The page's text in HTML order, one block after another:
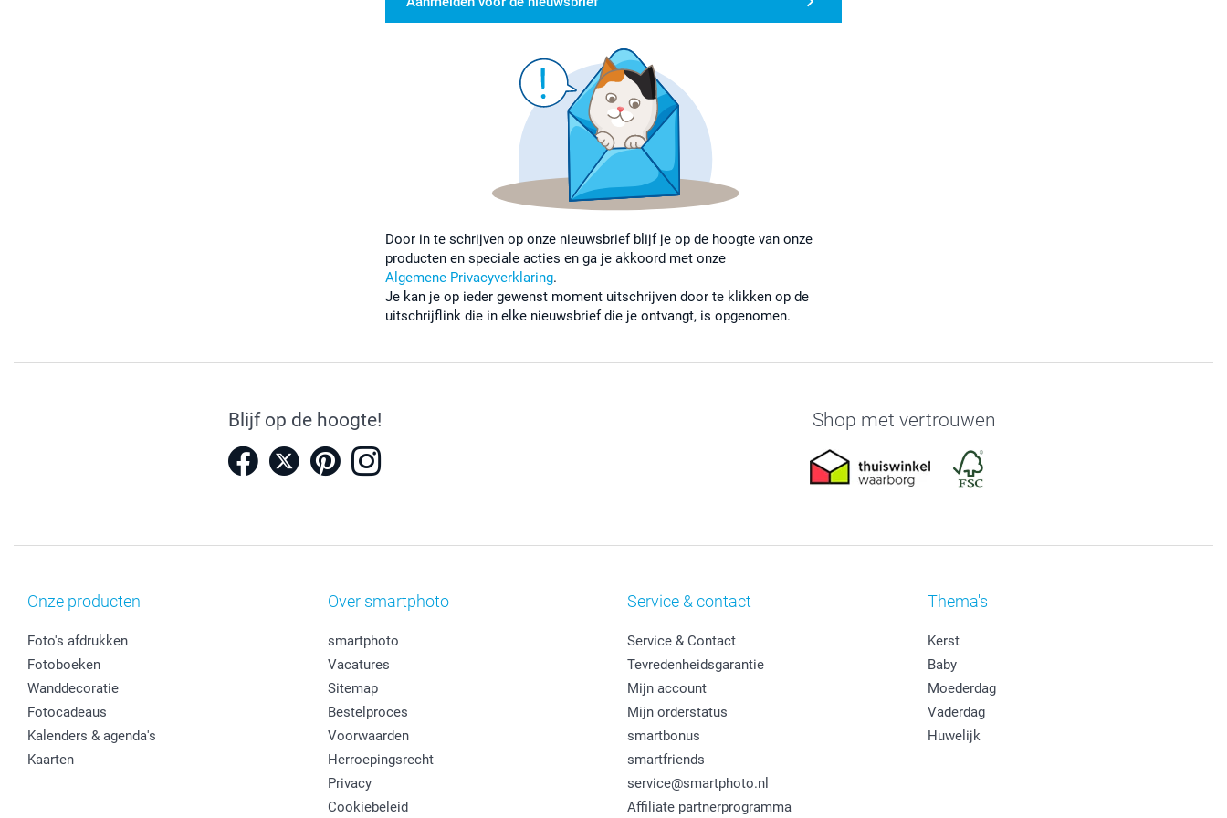
Door in te schrijven op onze nieuwsbrief blijf je op de hoogte van onze
producten en speciale acties en ga je akkoord met onze
Algemene Privacyverklaring.
Je kan je op ieder gewenst moment uitschrijven door te klikken op de
uitschrijflink die in elke nieuwsbrief die je ontvangt, is opgenomen.
Blijf op de hoogte! Shop met vertrouwen
Onze producten
Foto's afdrukken
Fotoboeken
Wanddecoratie
Fotocadeaus
Kalenders & agenda's
Kaarten
Over smartphoto
smartphoto
Vacatures
Sitemap
Bestelproces
Voorwaarden
Herroepingsrecht
Privacy
Cookiebeleid
Service & contact
Service & Contact
Tevredenheidsgarantie
Mijn account
Mijn orderstatus
smartbonus
smartfriends
service@smartphoto.nl
Affiliate partnerprogramma
Thema's
Kerst
Baby
Moederdag
Vaderdag
Huwelijk